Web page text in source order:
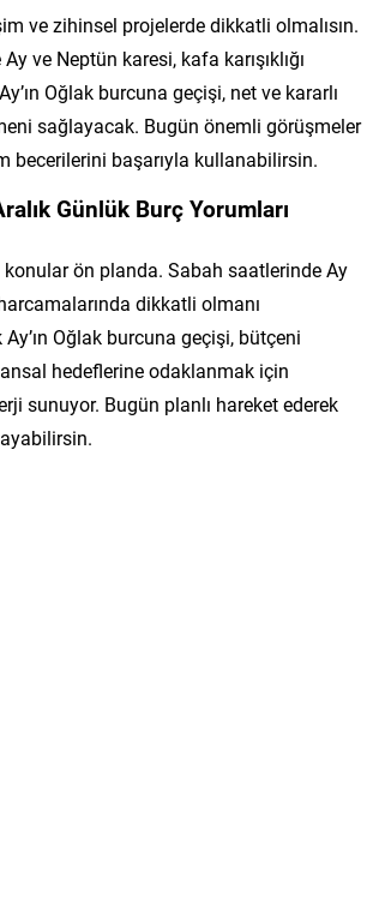
ve zihinsel projelerde dikkatli olmalısın.
ve Neptün karesi, kafa karışıklığı
Oğlak burcuna geçişi, net ve kararlı
sağlayacak. Bugün önemli görüşmeler
becerilerini başarıyla kullanabilirsin.
Günlük Burç Yorumları
ön planda. Sabah saatlerinde Ay
dikkatli olmanı
Oğlak burcuna geçişi, bütçeni
hedeflerine odaklanmak için
sunuyor. Bugün planlı hareket ederek